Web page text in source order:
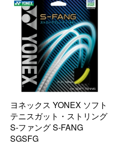
ヨネックス YONEX ソフト
テニスガット・ストリング
S-ファング S-FANG
SGSFG